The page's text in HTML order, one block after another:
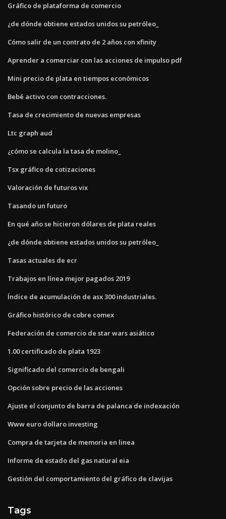
Gráfico de plataforma de comercio
¿de dónde obtiene estados unidos su petróleo_
Cómo salir de un contrato de 2 años con xfinity
Aprender a comerciar con las acciones de impulso pdf
Mini precio de plata en tiempos económicos
Bebé activo con contracciones.
Tasa de crecimiento de nuevas empresas
Ltc graph aud
¿cómo se calcula la tasa de molino_
Tsx gráfico de cotizaciones
Valoración de futuros vix
Tasando un futuro
En qué año se hicieron dólares de plata reales
¿de dónde obtiene estados unidos su petróleo_
Tasas actuales de ecr
Trabajos en línea mejor pagados 2019
Índice de acumulación de asx 300 industriales.
Gráfico histórico de cobre comex
Federación de comercio de star wars asiático
1.00 certificado de plata 1923
Significado del comercio de bengali
Opción sobre precio de las acciones
Ajuste el conjunto de barra de palanca de indexación
Www euro dollaro investing
Compra de tarjeta de memoria en linea
Informe de estado del gas natural eia
Gestión del comportamiento del gráfico de clavijas
Tags